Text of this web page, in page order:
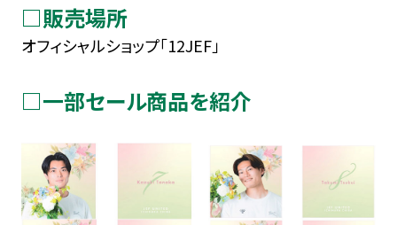
□販売場所
オフィシャルショップ「12JEF」
□一部セール商品を紹介